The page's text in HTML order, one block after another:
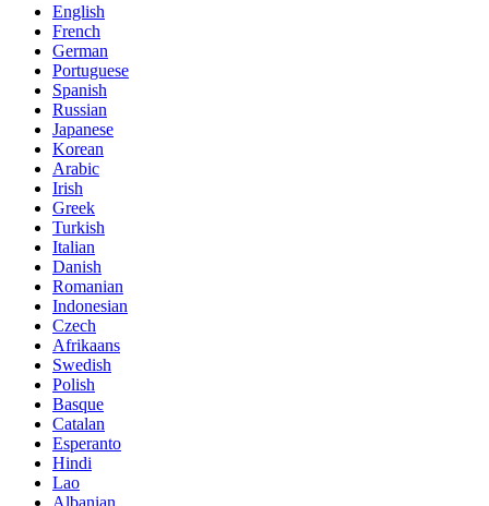
English
French
German
Portuguese
Spanish
Russian
Japanese
Korean
Arabic
Irish
Greek
Turkish
Italian
Danish
Romanian
Indonesian
Czech
Afrikaans
Swedish
Polish
Basque
Catalan
Esperanto
Hindi
Lao
Albanian